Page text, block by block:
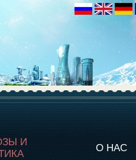
И
О НАС